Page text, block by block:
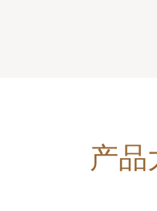
产品